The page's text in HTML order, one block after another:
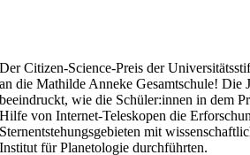
Der Citizen-Science-Preis der
an die Mathilde Anneke Gesamtschule! Die
beeindruckt, wie die Schüler:innen in dem
Hilfe von Internet-Teleskopen die
Sternentstehungsgebieten mit
Institut für Planetologie durchführten.